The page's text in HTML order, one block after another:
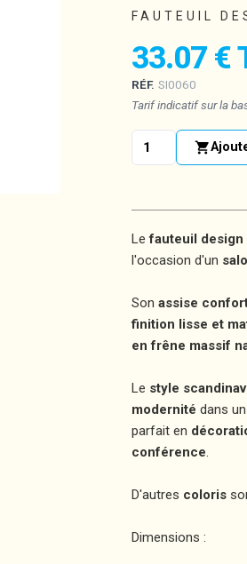
FAUTEUIL
RÉF. SI0060
33.07 €
Tarif indicatif sur la
shopping_cart
Lefauteuil
l'occasion d'un
Sonassise
finition lisse et
en frêne massif
Le style
modernité dans un
parfait en
conférence.
D'autres coloris
Dimensions :